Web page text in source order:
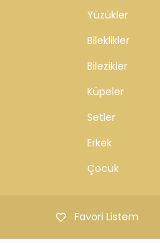
Yüzükler
Bileklikler
Bilezikler
Küpeler
Setler
Erkek
Çocuk
Favori Listem